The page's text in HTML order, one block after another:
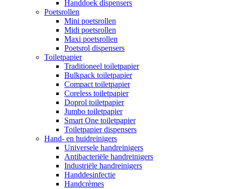
Handdoek dispensers
Poetsrollen
Mini poetsrollen
Midi poetsrollen
Maxi poetsrollen
Poetsrol dispensers
Toiletpapier
Traditioneel toiletpapier
Bulkpack toiletpapier
Compact toiletpapier
Coreless toiletpapier
Doprol toiletpapier
Jumbo toiletpapier
Smart One toiletpapier
Toiletpapier dispensers
Hand- en huidreinigers
Universele handreinigers
Antibacteriële handreinigers
Industriële handreinigers
Handdesinfectie
Handcrèmes